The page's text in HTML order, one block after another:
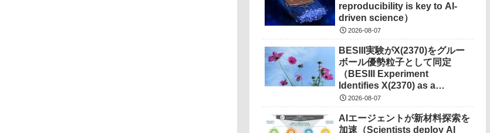
reproducibility is key to AI-
driven science）
2026-08-07
BESIII実験がX(2370)をグルー
ボール優勢粒子として同定
（BESIII Experiment
Identifies X(2370) as a
Glueball Dominated
2026-08-07
AIエージェントが新材料探索を
加速（Scientists deploy AI